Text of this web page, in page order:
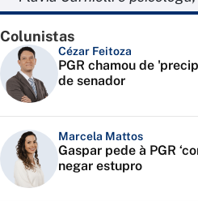
Colunistas
Cézar Feitoza
PGR chamou de
de senador
Marcela Mattos
Gaspar pede à PGR
negar estupro